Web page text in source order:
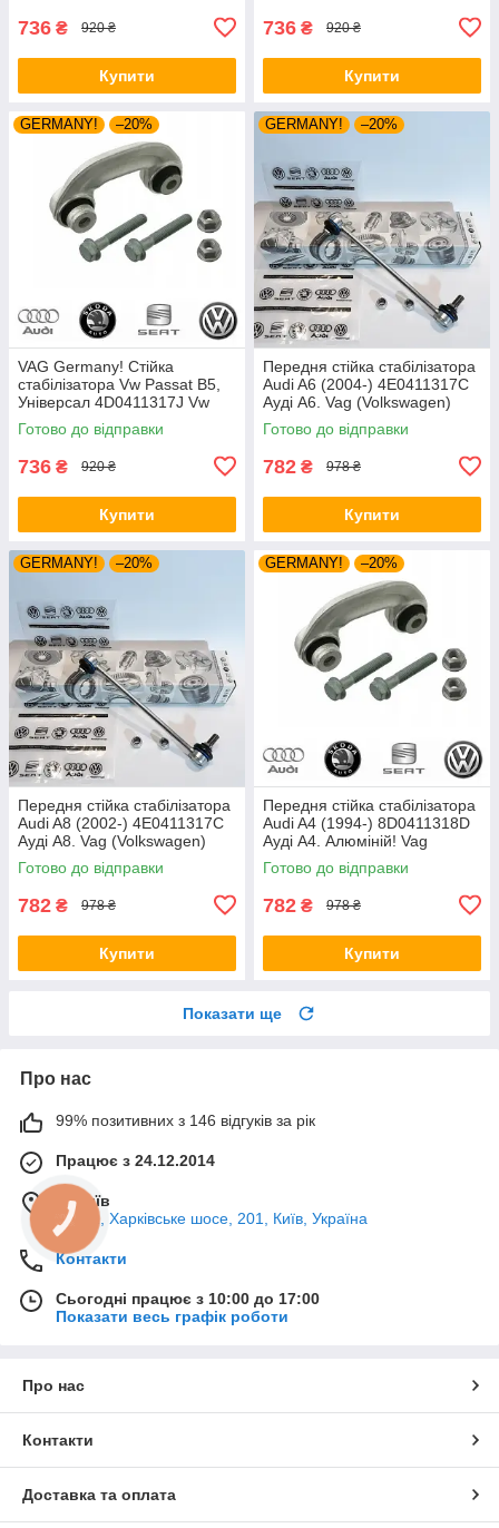
736 ₴ 920 ₴
Купити
736 ₴ 920 ₴
Купити
GERMANY! –20%
VAG Germany! Стійка
стабілізатора Vw Passat B5,
Універсал 4D0411317J Vw
Пасат Б5. З пальцями.
Передня.
Готово до відправки
736 ₴ 920 ₴
Купити
GERMANY! –20%
Передня стійка стабілізатора
Audi A6 (2004-) 4E0411317C
Ауді А6. Vag (Volkswagen)
Готово до відправки
782 ₴ 978 ₴
Купити
GERMANY! –20%
Передня стійка стабілізатора
Audi A8 (2002-) 4E0411317C
Ауді А8. Vag (Volkswagen)
Готово до відправки
782 ₴ 978 ₴
Купити
GERMANY! –20%
Передня стійка стабілізатора
Audi A4 (1994-) 8D0411318D
Ауді А4. Алюміній! Vag
(Volkswagen)
Готово до відправки
782 ₴ 978 ₴
Купити
Показати ще
Про нас
99% позитивних з 146 відгуків за рік
Працює з 24.12.2014
м. Київ
02121, Харківське шосе, 201, Київ, Україна
Контакти
Сьогодні працює з 10:00 до 17:00
Показати весь графік роботи
Про нас
Контакти
Доставка та оплата
КНОПКА
ЗВ'ЯЗКУ